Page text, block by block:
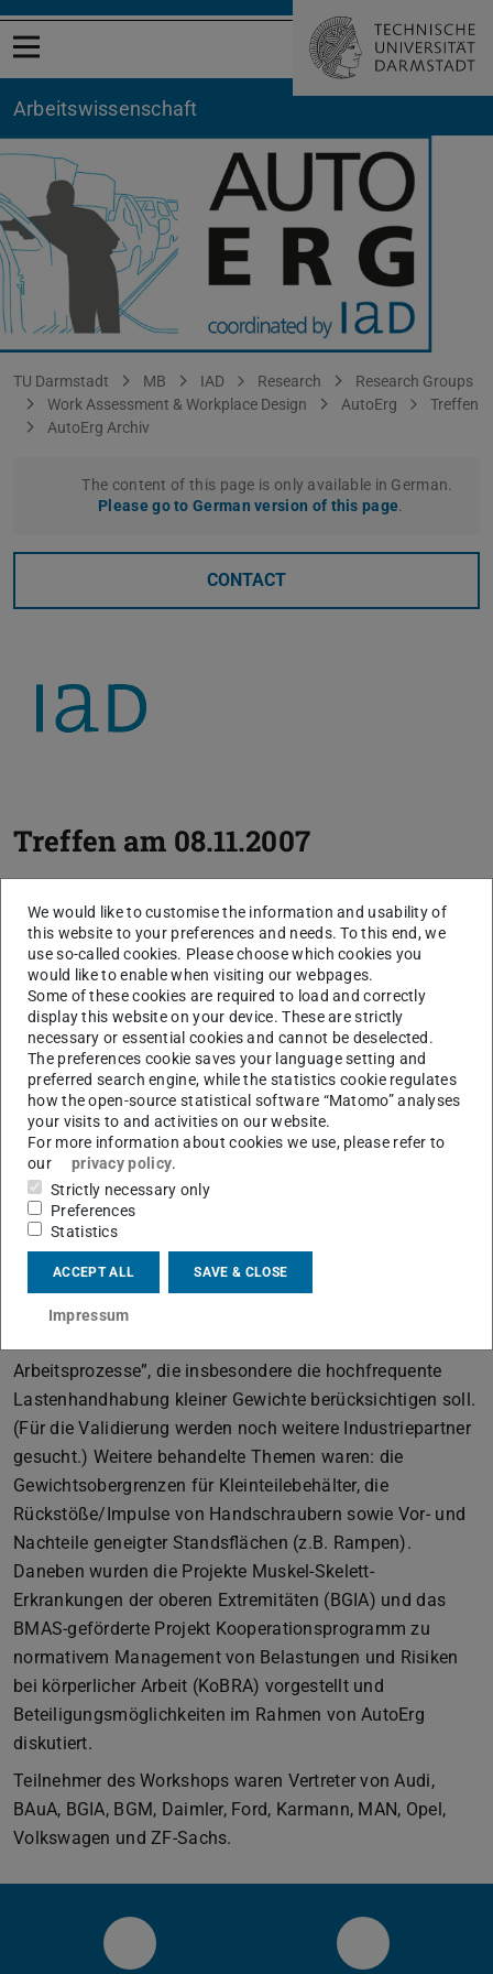
Open menu
Arbeitswissenschaft
You are here:
TU Darmstadt MB IAD Research
Research Groups
Work Assessment & Workplace Design
AutoErg
Treffen
AutoErg Archiv
The content of this page is only available in German.
Please go to German version of this page.
CONTACT
Treffen am 08.11.2007
Ort:Volkswagen Werk Wolfsburg
Datum:Donnerstag, 8. November 2007
Der zweite AutoErg Workshop fand auf Einladung von
Frau Dr. Guth (Volkswagen AG) in Wolfsburg statt.
Herr Fiebig, der Leiter des Standortes Wolfsburg begrüßte
die Teilnehmer und stellte Unternehmen und Standort kurz
vor. Ein Vortrag über die Bewertung ergonomischer
Gestaltungsgüte in Entwicklung und Planung bei der
Volkswagen AG belegte den Bedarf an einem für die
Simulation geeigneten, einheitlichen Menschmodell. Ein
Vortrag über das bei der Audi AG verwendete
Ergonomiebewertungssystem APSA zeigte die
Einsatzbereiche dieses auf der Grundlage des AAWS
Herr Steinberg (BAuA) erläuterte den Entwicklungsstand
Arbeitsprozesse”, die insbesondere die hochfrequente
Lastenhandhabung kleiner Gewichte berücksichtigen soll.
(Für die Validierung werden noch weitere Industriepartner
gesucht.) Weitere behandelte Themen waren: die
Gewichtsobergrenzen für Kleinteilebehälter, die
Rückstöße/Impulse von Handschraubern sowie Vor- und
Nachteile geneigter Standsflächen (z.B. Rampen).
Daneben wurden die Projekte Muskel-Skelett-
Erkrankungen der oberen Extremitäten (BGIA) und das
BMAS-geförderte Projekt Kooperationsprogramm zu
normativem Management von Belastungen und Risiken
bei körperlicher Arbeit (KoBRA) vorgestellt und
Beteiligungsmöglichkeiten im Rahmen von AutoErg
diskutiert.
Teilnehmer des Workshops waren Vertreter von Audi,
BAuA, BGIA, BGM, Daimler, Ford, Karmann, MAN, Opel,
Volkswagen und ZF-Sachs.
IAD Twitter IAD LinkedIn
We would like to customise the information and usability of
this website to your preferences and needs. To this end, we
use so-called cookies. Please choose which cookies you
would like to enable when visiting our webpages.
Some of these cookies are required to load and correctly
display this website on your device. These are strictly
necessary or essential cookies and cannot be deselected.
The preferences cookie saves your language setting and
preferred search engine, while the statistics cookie regulates
how the open-source statistical software “Matomo” analyses
your visits to and activities on our website.
For more information about cookies we use, please refer to
our
privacy policy.
Strictly necessary only
Preferences
Statistics
ACCEPT ALL SAVE & CLOSE
Impressum